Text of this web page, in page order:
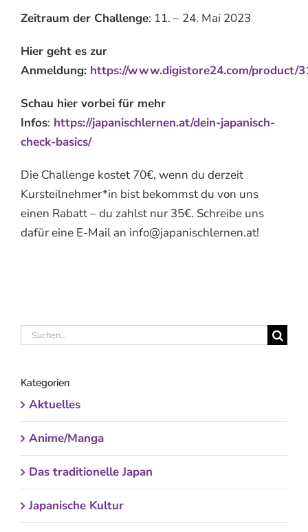
Zeitraum der Challenge: 11. – 24. Mai 2023
Hier geht es zur
Anmeldung: https://www.digistore24.com/product/
Schau hier vorbei für mehr
Infos: https://japanischlernen.at/dein-japanisch-
check-basics/
Die Challenge kostet 70€, wenn du derzeit
Kursteilnehmer*in bist bekommst du von uns
einen Rabatt – du zahlst nur 35€. Schreibe uns
dafür eine E-Mail an info@japanischlernen.at!
Suche
Kategorien
Aktuelles
Anime/Manga
Das traditionelle Japan
Japanische Kultur